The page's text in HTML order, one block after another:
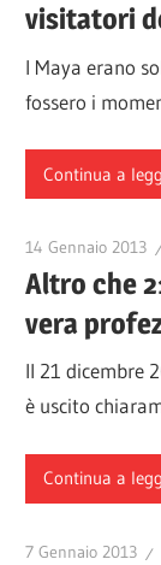
visitatori
I Maya erano
fossero i
Continua a
14 Gennaio 2013
Altro che
vera
Il 21 dicembre
è uscito
Continua a
7 Gennaio 2013